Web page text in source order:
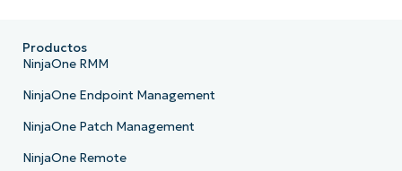
Productos
NinjaOne RMM
NinjaOne Endpoint Management
NinjaOne Patch Management
NinjaOne Remote